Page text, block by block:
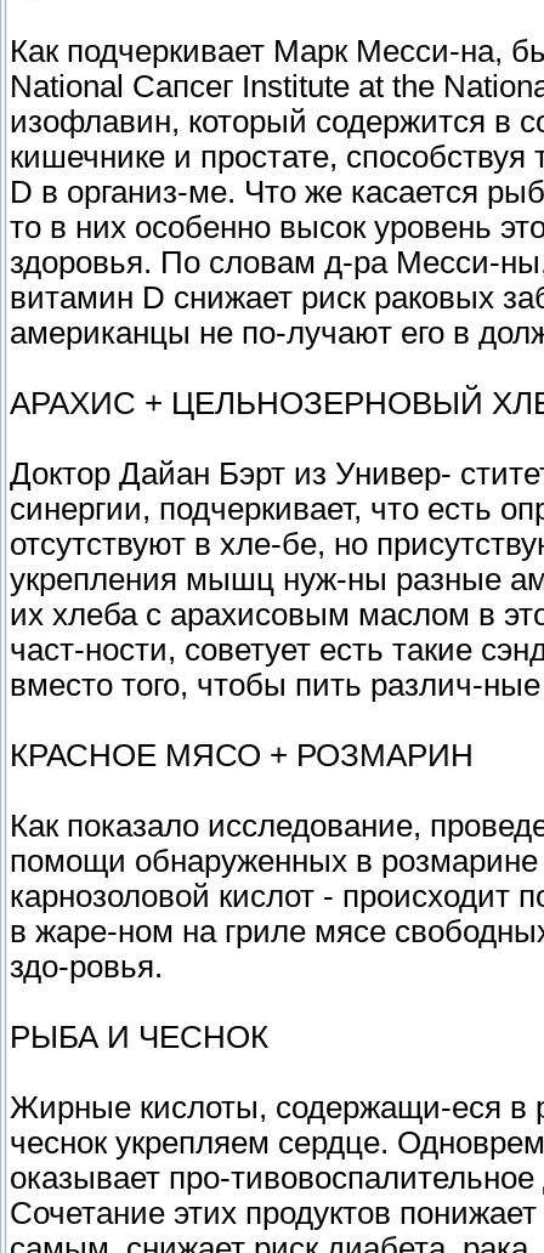
Как подчеркивает Марк Месси-на,
National Сапсег Institute at the
изофлавин, который содержится в
кишечнике и простате,
D в организ-ме. Что же касается
то в них особенно высок уровень
здоровья. По словам д-ра Месси-
витамин D снижает риск раковых
американцы не по-лучают его в
АРАХИС + ЦЕЛЬНОЗЕРНОВЫЙ
Доктор Дайан Бэрт из Универ-
синергии, подчеркивает, что есть
отсутствуют в хле-бе, но
укрепления мышц нуж-ны разные
их хлеба с арахисовым маслом в
част-ности, советует есть такие
вместо того, чтобы пить различ-
КРАСНОЕ МЯСО + РОЗМАРИН
Как показало исследование,
помощи обнаруженных в
карнозоловой кислот -
в жаре-ном на гриле мясе
здо-ровья.
РЫБА И ЧЕСНОК
Жирные кислоты, содержащи-еся в
чеснок укрепляем сердце.
оказывает про-
Сочетание этих продуктов